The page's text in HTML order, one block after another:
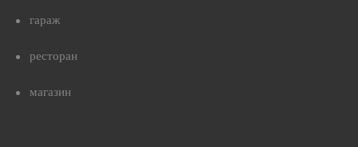
гараж
ресторан
магазин